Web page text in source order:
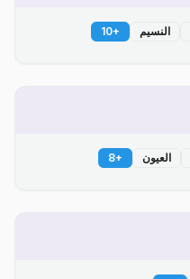
النسيم +
10
العيون +
8